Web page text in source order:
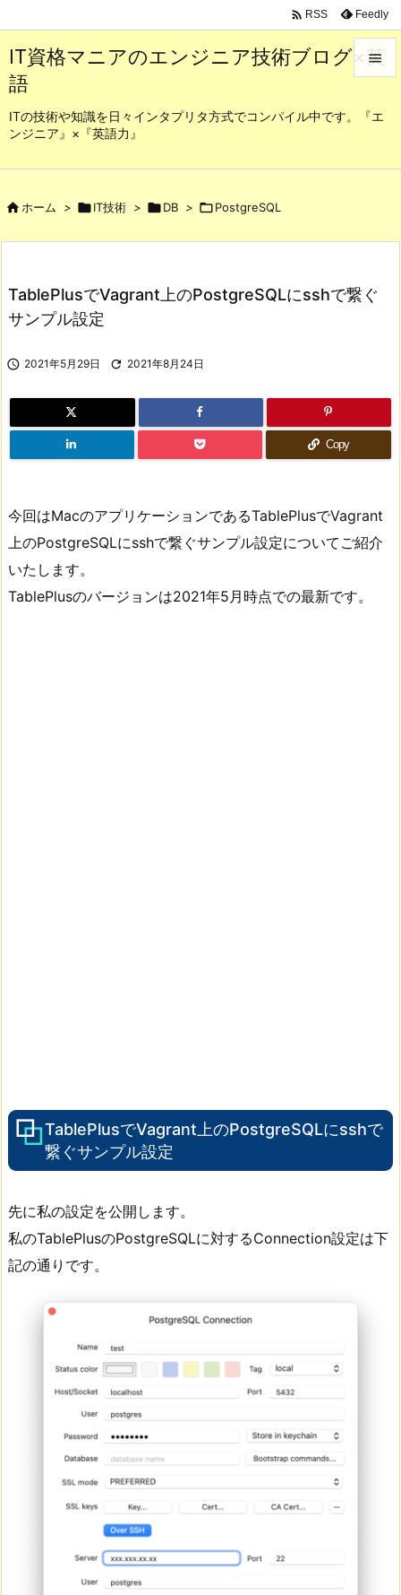
IT資格マニアのエンジニア技術ブログ×英
語
ITの技術や知識を日々インタプリタ方式でコンパイル中です。『エ
ンジニア』×『英語力』

メニュ
検索
 RSS Feedly
ホーム > IT技術 > DB > PostgreSQL
TablePlusでVagrant上のPostgreSQLにsshで繋ぐ
サンプル設定
 2021年5月29日  2021年8月24日
Copy
今回はMacのアプリケーションであるTablePlusでVagrant
上のPostgreSQLにsshで繋ぐサンプル設定についてご紹介
いたします。
TablePlusのバージョンは2021年5月時点での最新です。
TablePlusでVagrant上のPostgreSQLにsshで
繋ぐサンプル設定
先に私の設定を公開します。
私のTablePlusのPostgreSQLに対するConnection設定は下
記の通りです。